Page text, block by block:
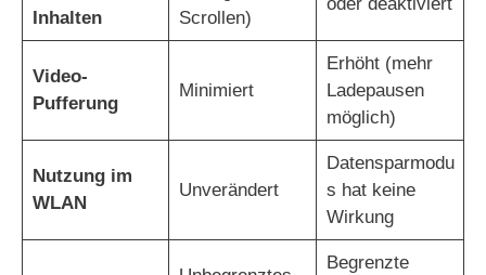
Inhalten
Scrollen)
Video-
Pufferung
Minimiert
Erhöht (mehr
Ladepausen
möglich)
Nutzung im
WLAN
Unverändert
Datensparmodu
s hat keine
Wirkung
Begrenzte